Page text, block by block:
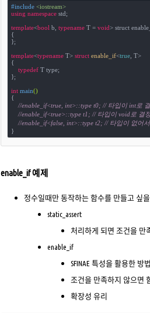
#include <iostream>
using namespace std;
template<bool b, typename T = void> struct
{
};
template<typename T> struct enable_if<true, T>
{
typedef T type;
};
int main()
{
//enable_if<true, int>::type t0; // 타입이 int로
//enable_if<true>::type t1; // 타입이 void로 결
//enable_if<false, int>::type t2; // 타입이 없어
}
enable_if 예제
정수일때만 동작하는 함수를 만들고 싶
static_assert
처리하게 되면 조건을 만
enable_if
SFINAE 특성을 활용한 방법
조건을 만족하지 않으면
확장성 유리